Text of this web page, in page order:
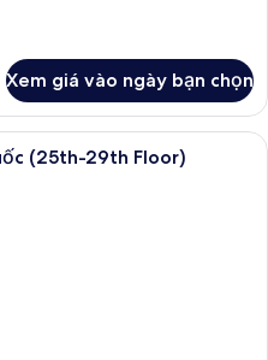
Xem giá vào ngày bạn chọn
1 phòng ngủ, két bảo mật tại phòng,
(25th-29th Floor)